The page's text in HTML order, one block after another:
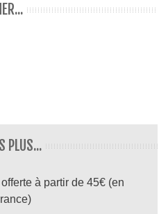
PLUS...
à partir de 45€ (en